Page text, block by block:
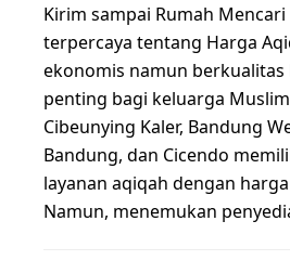
Kirim sampai Rumah
terpercaya tentang Harga
ekonomis namun berkualitas
penting bagi keluarga
Cibeunying Kaler, Bandung
Bandung, dan Cicendo
layanan aqiqah dengan
Namun, menemukan